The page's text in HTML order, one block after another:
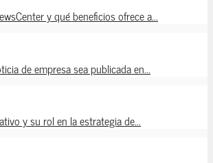
y qué beneficios ofrece a...
de empresa sea publicada en...
y su rol en la estrategia de...